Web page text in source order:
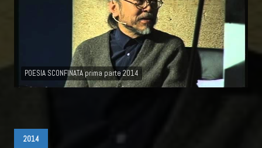
POESIA SCONFINATA prima parte 2014
2014